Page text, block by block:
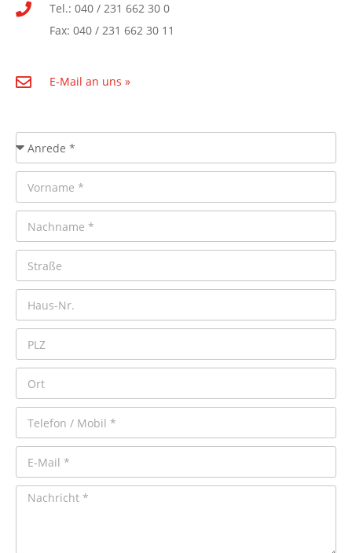
Tel.: 040 / 231 662 30 0
Fax: 040 / 231 662 30 11
E-Mail an uns »